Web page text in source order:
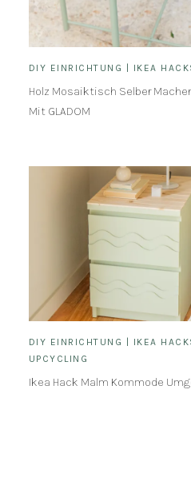
DIY EINRICHTUNG | IKEA
Holz Mosaiktisch Selber
Mit GLADOM
DIY EINRICHTUNG | IKEA
UPCYCLING
Ikea Hack Malm Kommode